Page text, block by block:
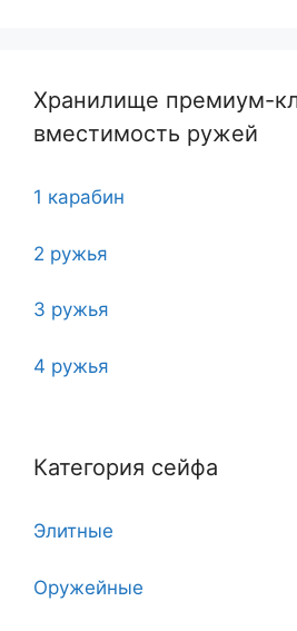
Хранилище премиум-
вместимость ружей
1 карабин
2 ружья
3 ружья
4 ружья
6
7
7 клинков
Категория сейфа
Элитные
Оружейные